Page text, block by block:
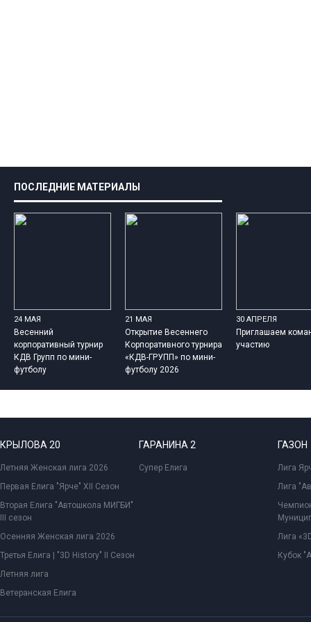
ПОСЛЕДНИЕ МАТЕРИАЛЫ
24 МАЯ
Весенний
корпоративный турнир
КДВ Групп по мини-
футболу
21 МАЯ
Открытие Весеннего
Корпоративного турнира
«КДВ-ГРУПП» по мини-
футболу 2026
30 АПРЕЛЯ
Приглашаем
участию
КРЫЛОВА 20
Летняя Женская лига 2026
Первая Елига "Ярче" XII Сезон
Вторая Елига "Автошкола МИГБИ"
III сезон
Осенняя Женская лига 2026
Третья Елига | "3D History" II Сезон
Летняя лига
Ветеранская Елига
ГАРАНИНА 2
Супер Елига
ГАЗОН
Лига
Лига
Лига
Кубок